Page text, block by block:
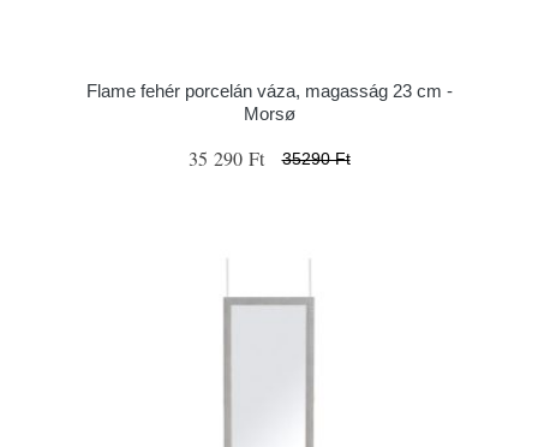
Flame fehér porcelán váza, magasság 23 cm -
Morsø
35 290 Ft 35290 Ft